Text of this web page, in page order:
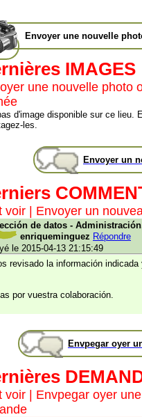
Envoyer une nouvelle
IMAGES
une nouvelle photo
d'image disponible sur ce lieu.
les.
Envoyer un
voir | Envoyer un
de datos -
enriqueminguez Répondre
le 2015-04-13 21:15:49
revisado la información
por vuestra colaboración.
Envpegar oyer
voir | Envpegar oyer